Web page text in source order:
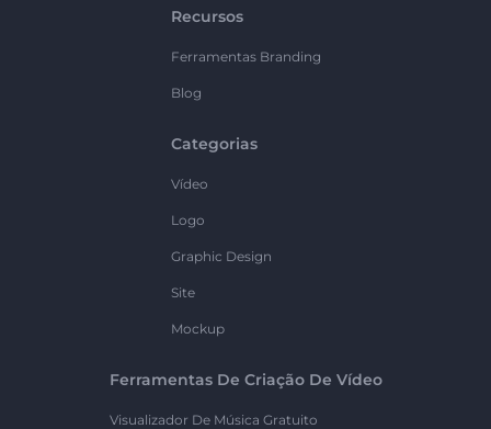
Recursos
Ferramentas Branding
Blog
Categorias
Vídeo
Logo
Graphic Design
Site
Mockup
Ferramentas De Criação De Vídeo
Visualizador De Música Gratuito